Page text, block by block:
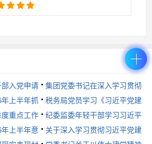
洁教育，增强“不想腐”的自觉。坚持
组织观看警示教育片《永远吹冲锋号》
教育基地*次，覆盖全体干部职工。
利用微信公众号推送“指尖上的廉政
政提醒短信*余条，让廉洁理念入脑入
年轻干部成长规律，实施“青廉工
带、廉政谈话等形式，扣好廉洁从政
入党申请
集团党委书记在深入学习贯彻
习近平党建思想专题研讨会上的
讲话
上半年抓
税务局党员学习《习近平党建
文选》第一卷、第二卷感悟
重点工作
纪委监委年轻干部学习习近平
党建思想交流发言提纲
上半年意
关于深入学习贯彻习近平党建